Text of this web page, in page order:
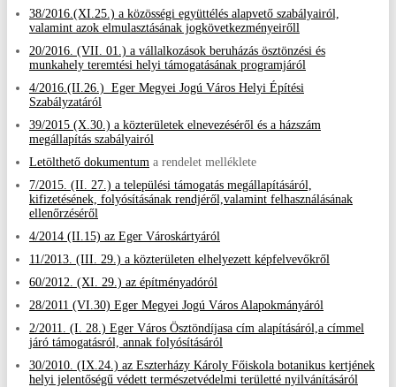
38/2016.(XI.25.) a közösségi együttélés alapvető szabályairól,
valamint azok elmulasztásának jogkövetkezményeirőll
20/2016. (VII. 01.) a vállalkozások beruházás ösztönzési és
munkahely teremtési helyi támogatásának programjáról
4/2016.(II.26.) Eger Megyei Jogú Város Helyi Építési
Szabályzatáról
39/2015 (X.30.) a közterületek elnevezéséről és a házszám
megállapítás szabályairól
Letölthető dokumentum a rendelet melléklete
7/2015. (II. 27.) a települési támogatás megállapításáról,
kifizetésének, folyósításának rendjéről,valamint felhasználásának
ellenőrzéséről
4/2014 (II.15) az Eger Városkártyáról
11/2013. (III. 29.) a közterületen elhelyezett képfelvevőkről
60/2012. (XI. 29.) az építményadóról
28/2011 (VI.30) Eger Megyei Jogú Város Alapokmányáról
2/2011. (I. 28.) Eger Város Ösztöndíjasa cím alapításáról,a címmel
járó támogatásról, annak folyósításáról
30/2010. (IX.24.) az Eszterházy Károly Főiskola botanikus kertjének
helyi jelentőségű védett természetvédelmi területté nyilvánításáról